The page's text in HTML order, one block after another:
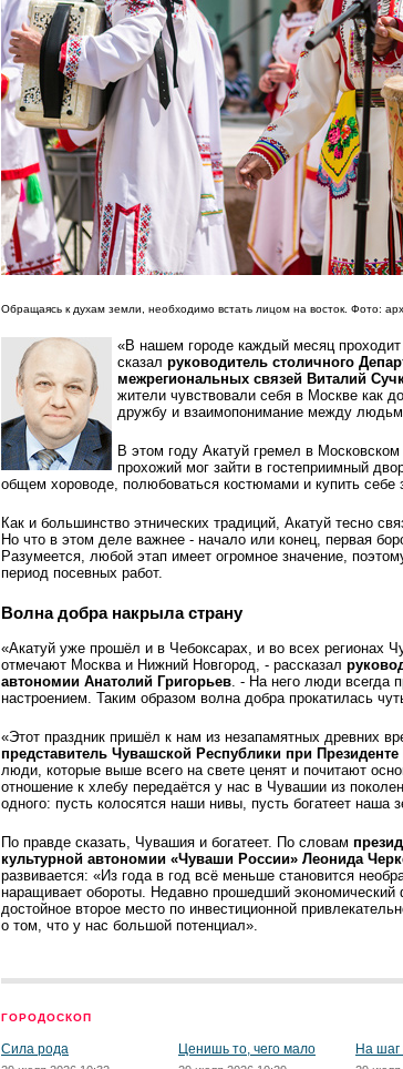
Обращаясь к духам земли, необходимо встать лицом на восток. Фото:
«В нашем городе каждый месяц
сказал руководитель столичного
межрегиональных связей Виталий
жители чувствовали себя в Москве как
дружбу и взаимопонимание между
В этом году Акатуй гремел в
прохожий мог зайти в гостеприимный
общем хороводе, полюбоваться костюмами и купить себе
Как и большинство этнических традиций, Акатуй тесно
Но что в этом деле важнее - начало или конец, первая
Разумеется, любой этап имеет огромное значение,
период посевных работ.
Волна добра накрыла страну
«Акатуй уже прошёл и в Ч­ебоксарах, и во всех регионах
отмечают Москва и Нижний Новгород, - рассказал
автономии Анатолий Григорьев. - На него люди всегда
настроением. Таким образом волна добра прокатилась
«Этот праздник пришёл к нам из незапамятных древних
представитель Чувашской Республики при
люди, которые выше всего на свете ценят и почитают
отношение к хлебу передаётся у нас в Чувашии из
одного: пусть колосятся наши нивы, пусть богатеет наша
По правде сказать, Чувашия и богатеет. По словам
культурной автономии «Чуваши России» Леонида
развивается: «Из года в год всё меньше становится
наращивает обороты. Недавно прошедший
достойное второе место по инвестиционной
о том, что у нас большой потенциал».
ГОРОДОСКОП
Сила рода Ценишь то, чего мало На шаг